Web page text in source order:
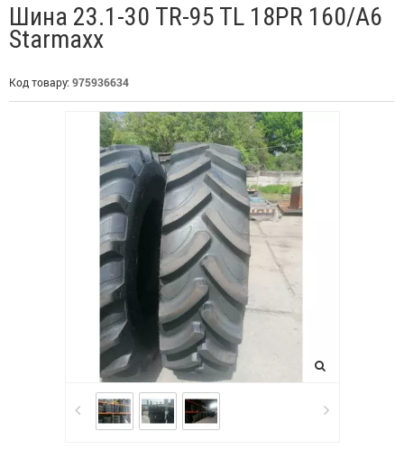
Шина 23.1-30 TR-95 TL 18PR 160/A6
Starmaxx
Код товару: 975936634